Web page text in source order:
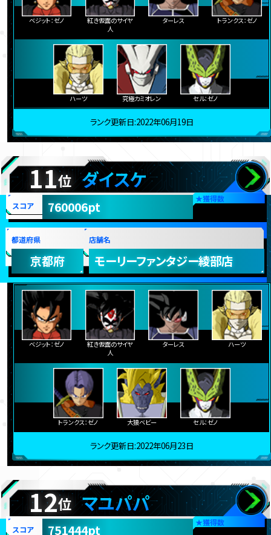
ベジット：ゼノ
紅き仮面のサイヤ
人
ターレス トランクス：ゼノ
ハーツ 究極カミオレン セル：ゼノ
ランク更新日:2022年06月19日
11位 ダイスケ
★獲得数
スコア 760006pt
都道府県
京都府
店舗名
モーリーファンタジー綾部店
ベジット：ゼノ
紅き仮面のサイヤ
人
ターレス ハーツ
トランクス：ゼノ 大猿ベビー セル：ゼノ
ランク更新日:2022年06月23日
12位 マユパパ
★獲得数
スコア 751444pt